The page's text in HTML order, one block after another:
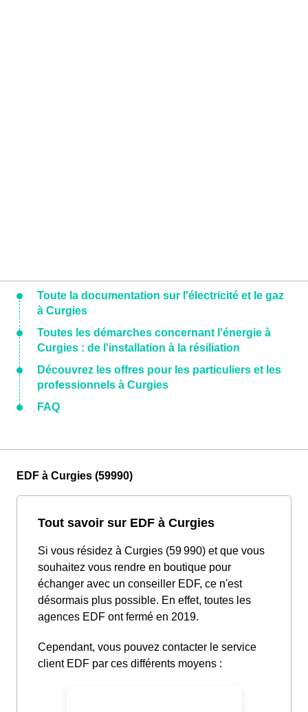
Toute la documentation sur l'électricité et le gaz
à Curgies
Toutes les démarches concernant l'énergie à
Curgies : de l'installation à la résiliation
Découvrez les offres pour les particuliers et les
professionnels à Curgies
FAQ
EDF à Curgies (59990)
Tout savoir sur EDF à Curgies
Si vous résidez à Curgies (59 990) et que vous
souhaitez vous rendre en boutique pour
échanger avec un conseiller EDF, ce n'est
désormais plus possible. En effet, toutes les
agences EDF ont fermé en 2019.
Cependant, vous pouvez contacter le service
client EDF par ces différents moyens :